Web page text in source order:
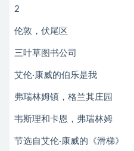
2
伦敦，伏尾区
三叶草图书公司
艾伦·康威的伯乐是我
弗瑞林姆镇，格兰其庄园
韦斯理和卡恩，弗瑞林姆
节选自艾伦·康威的《滑梯》